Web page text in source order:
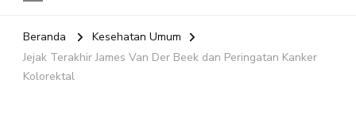
Beranda
Kesehatan Umum
Jejak Terakhir James Van Der Beek dan Peringatan Kanker
Kolorektal